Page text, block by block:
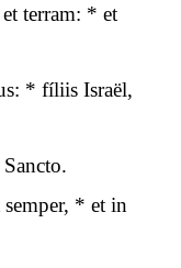
terram: * et
* fíliis Israël,
* et in